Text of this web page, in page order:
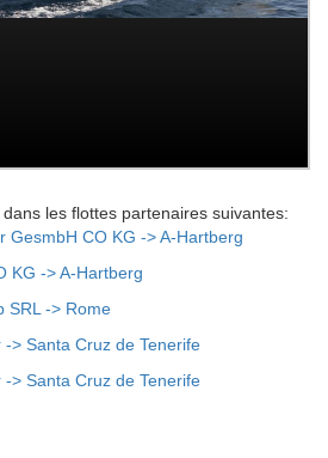
les flottes partenaires suivantes:
GesmbH CO KG -> A-Hartberg
KG -> A-Hartberg
SRL -> Rome
> Santa Cruz de Tenerife
> Santa Cruz de Tenerife